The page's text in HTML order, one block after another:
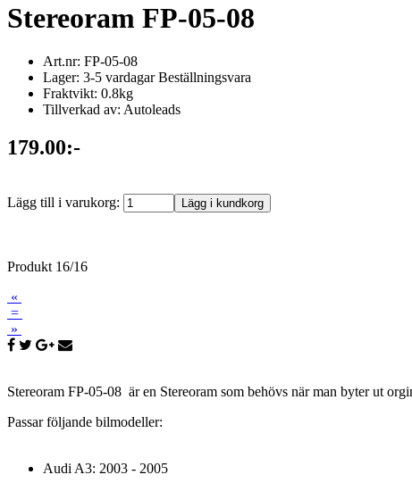
Stereoram FP-05-08
Art.nr: FP-05-08
Lager: 3-5 vardagar Beställningsvara
Fraktvikt: 0.8kg
Tillverkad av: Autoleads
179.00:-
Lägg till i varukorg:
Produkt 16/16
«
=
»
Stereoram FP-05-08 är en Stereoram som behövs när man byter ut
Passar följande bilmodeller:
Audi A3: 2003 - 2005